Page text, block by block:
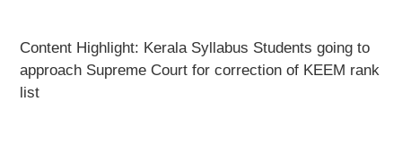
Content Highlight: Kerala Syllabus Students going to
approach Supreme Court for correction of KEEM rank
list